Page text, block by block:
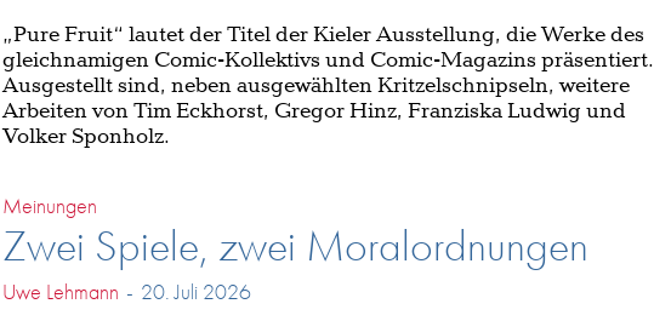
„Pure Fruit“ lautet der Titel der Kieler Ausstellung, die Werke des
gleichnamigen Comic-Kollektivs und Comic-Magazins präsentiert.
Ausgestellt sind, neben ausgewählten Kritzelschnipseln, weitere
Arbeiten von Tim Eckhorst, Gregor Hinz, Franziska Ludwig und
Volker Sponholz.
Meinungen
Zwei Spiele, zwei Moralordnungen
Uwe Lehmann - 20. Juli 2026